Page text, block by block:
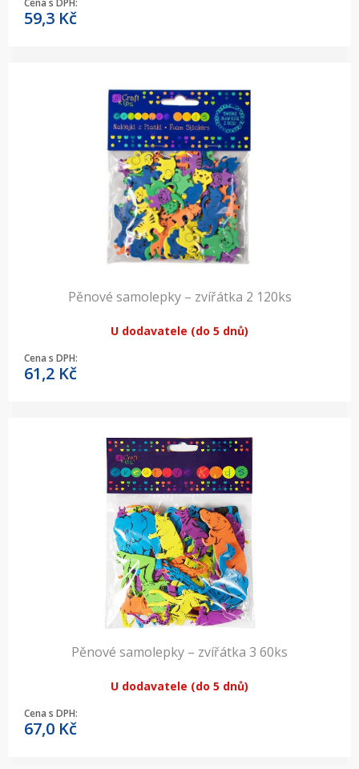
Cena s DPH:
59,3 Kč
Pěnové samolepky – zvířátka 2 120ks
U dodavatele (do 5 dnů)
Cena s DPH:
61,2 Kč
Pěnové samolepky – zvířátka 3 60ks
U dodavatele (do 5 dnů)
Cena s DPH:
67,0 Kč